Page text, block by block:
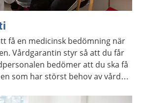
få en medicinsk bedömning när
Vårdgarantin styr så att du får
bedömer att du ska få
som har störst behov av vård